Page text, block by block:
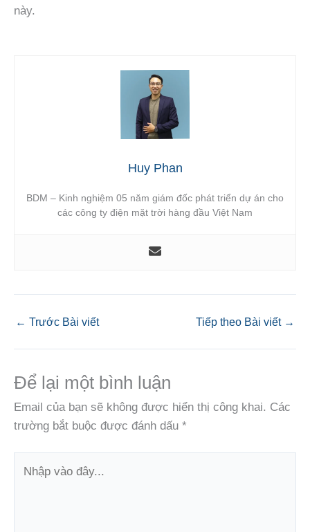
này.
Huy Phan
BDM – Kinh nghiệm 05 năm giám đốc phát triển dự án cho
các công ty điện mặt trời hàng đầu Việt Nam
← Trước Bài viết Tiếp theo Bài viết →
Để lại một bình luận
Email của bạn sẽ không được hiển thị công khai. Các
trường bắt buộc được đánh dấu *
vào